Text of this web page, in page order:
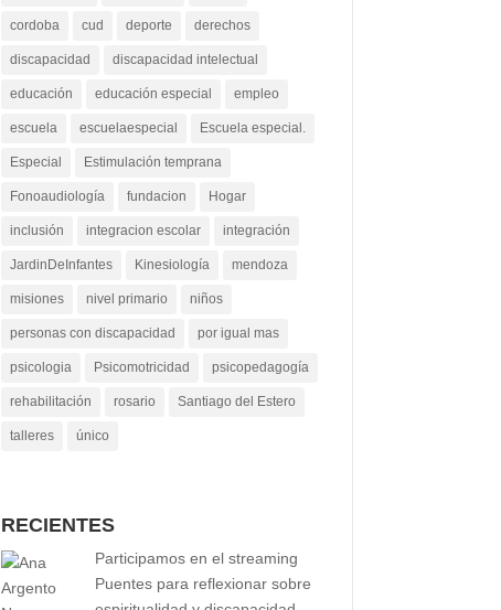
cordoba cud deporte derechos
discapacidad discapacidad intelectual
educación educación especial empleo
escuela escuelaespecial Escuela especial.
Especial Estimulación temprana
Fonoaudiología fundacion Hogar
inclusión integracion escolar integración
JardinDeInfantes Kinesiología mendoza
misiones nivel primario niños
personas con discapacidad por igual mas
psicologia Psicomotricidad psicopedagogía
rehabilitación rosario Santiago del Estero
talleres único
RECIENTES
Participamos en el streaming
Puentes para reflexionar sobre